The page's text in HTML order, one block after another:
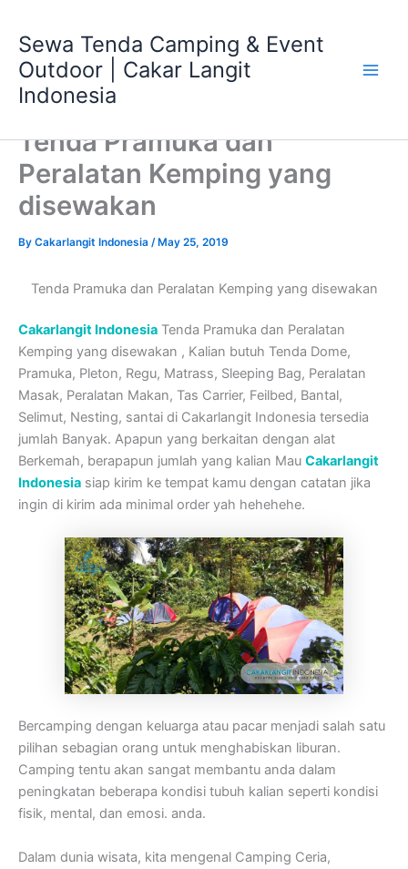
content
Sewa Tenda Camping & Event
Outdoor | Cakar Langit
Indonesia
Tenda Pramuka dan
Peralatan Kemping yang
disewakan
By Cakarlangit Indonesia / May 25, 2019
Tenda Pramuka dan Peralatan Kemping yang disewakan
Cakarlangit Indonesia Tenda Pramuka dan Peralatan
Kemping yang disewakan , Kalian butuh Tenda Dome,
Pramuka, Pleton, Regu, Matrass, Sleeping Bag, Peralatan
Masak, Peralatan Makan, Tas Carrier, Feilbed, Bantal,
Selimut, Nesting, santai di Cakarlangit Indonesia tersedia
jumlah Banyak. Apapun yang berkaitan dengan alat
Berkemah, berapapun jumlah yang kalian Mau Cakarlangit
Indonesia siap kirim ke tempat kamu dengan catatan jika
ingin di kirim ada minimal order yah hehehehe.
Bercamping dengan keluarga atau pacar menjadi salah satu
pilihan sebagian orang untuk menghabiskan liburan.
Camping tentu akan sangat membantu anda dalam
peningkatan beberapa kondisi tubuh kalian seperti kondisi
fisik, mental, dan emosi. anda.
Dalam dunia wisata, kita mengenal Camping Ceria,